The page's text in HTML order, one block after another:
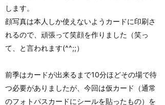
します。
顔写真は本人しか使えないようカードに印刷さ
れるので、頑張って笑顔を作りました（笑っ
て、と言われます(^^;;）
前季はカードが出来るまで10分ほどその場で待
つ必要がありましたが、今回は仮カード（通常
のフォトパスカードにシールを貼ったもの）を